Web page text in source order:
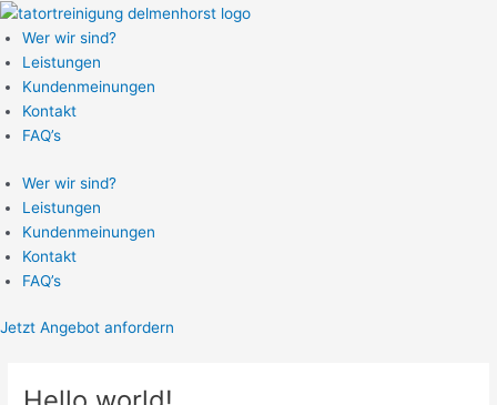
Zum
Inhalt
springen
Wer wir sind?
Leistungen
Kundenmeinungen
Kontakt
FAQ’s
Wer wir sind?
Leistungen
Kundenmeinungen
Kontakt
FAQ’s
Jetzt Angebot anfordern